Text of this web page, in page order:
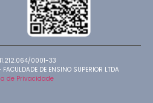
0001-33
DE ENSINO SUPERIOR LTDA
de Privacidade